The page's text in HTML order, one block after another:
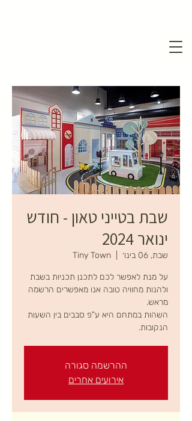
שבת בטייני טאון - חודש
ינואר 2024
שבת, 06 בינו׳ Tiny Town
על מנת לאפשר לכם לתכנן תכניות בשבת
ולהנות מחוויה טובה אנו מאפשרים הרשמה
השהות במתחם היא ע"פ סבבים בין השעות
הנקובות.
ההרשמה סגורה
אירועים אחרים